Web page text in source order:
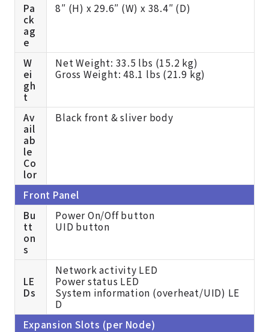
Pa
ck
ag
e
8″ (H) x 29.6″ (W) x 38.4″ (D)
W
ei
gh
t
Net Weight: 33.5 lbs (15.2 kg)
Gross Weight: 48.1 lbs (21.9 kg)
Av
ail
ab
le
Co
lor
Black front & sliver body
Front Panel
Bu
tt
on
s
Power On/Off button
UID button
LE
Ds
Network activity LED
Power status LED
System information (overheat/UID) LE
D
Expansion Slots (per Node)